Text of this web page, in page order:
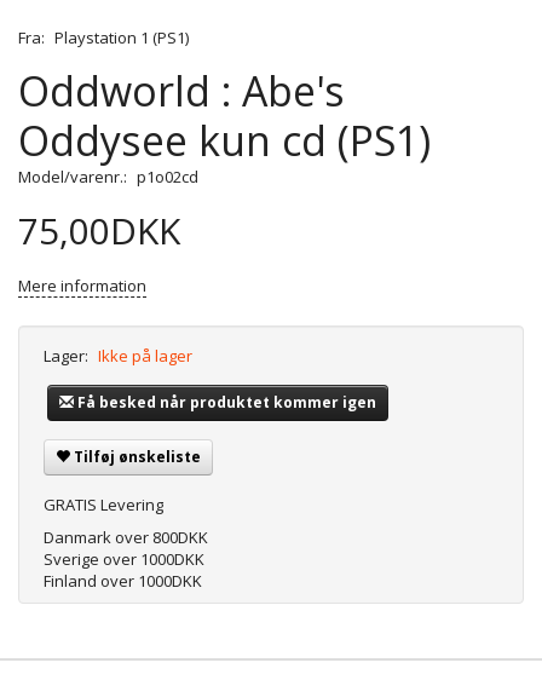
Fra: Playstation 1 (PS1)
Oddworld : Abe's
Oddysee kun cd (PS1)
Model/varenr.: p1o02cd
75,00DKK
Mere information
Lager: Ikke på lager
Få besked når produktet kommer igen
Tilføj ønskeliste
GRATIS Levering
Danmark over 800DKK
Sverige over 1000DKK
Finland over 1000DKK